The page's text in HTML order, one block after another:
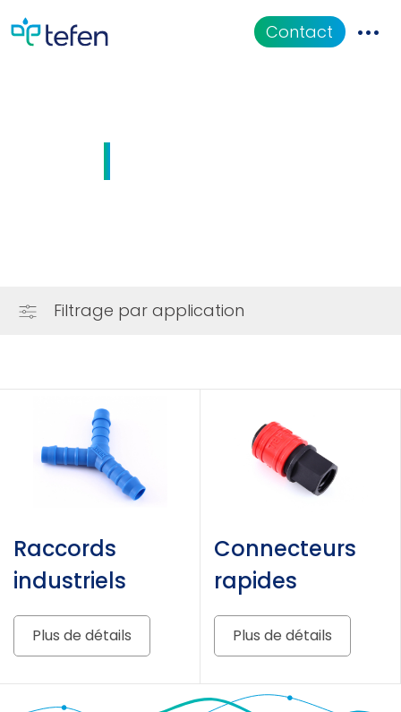
Contact
Applications
Filtrage par application
Raccords
industriels
Plus de détails
Connecteurs
rapides
Plus de détails